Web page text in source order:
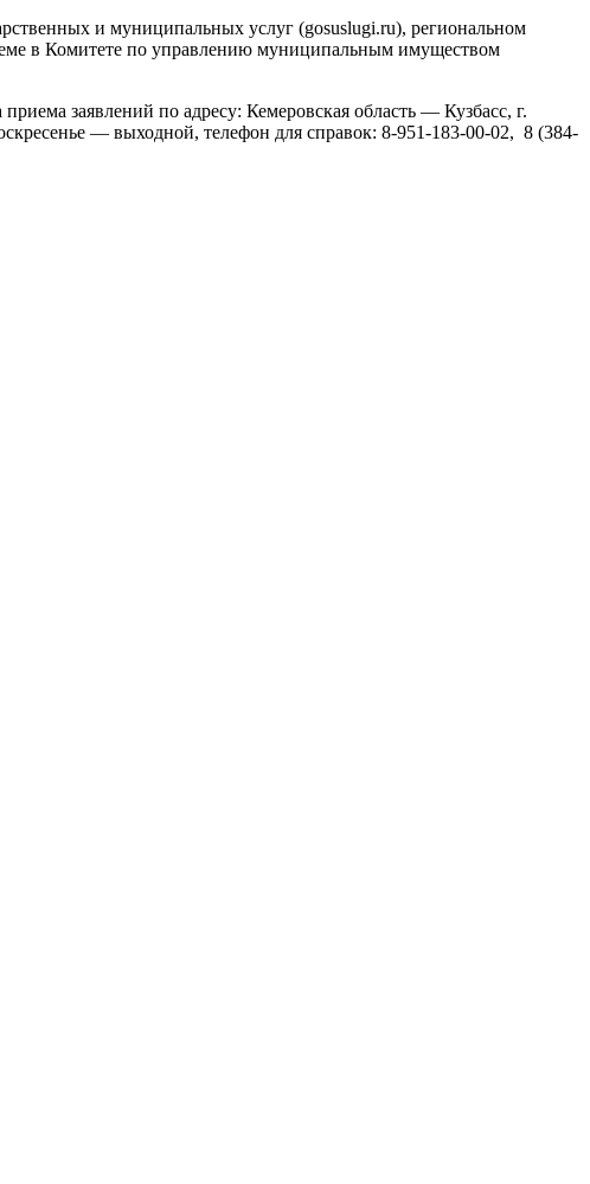
и муниципальных услуг (gosuslugi.ru), региональном
в Комитете по управлению муниципальным имуществом
заявлений по адресу: Кемеровская область — Кузбасс, г.
— выходной, телефон для справок: 8-951-183-00-02, 8 (384-